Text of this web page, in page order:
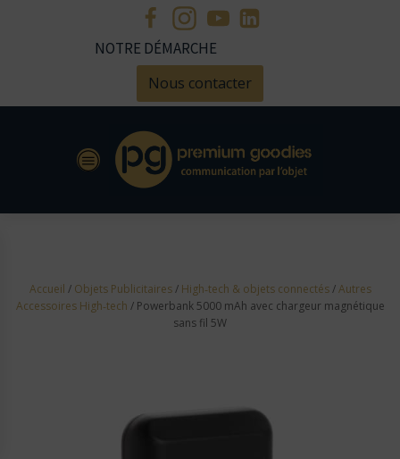
NOTRE DÉMARCHE
Nous contacter
Accueil / Objets Publicitaires/ High‑tech & objets connectés/Autres
Accessoires High‑tech / Powerbank 5000 mAh avec chargeur magnétique
sans fil 5W